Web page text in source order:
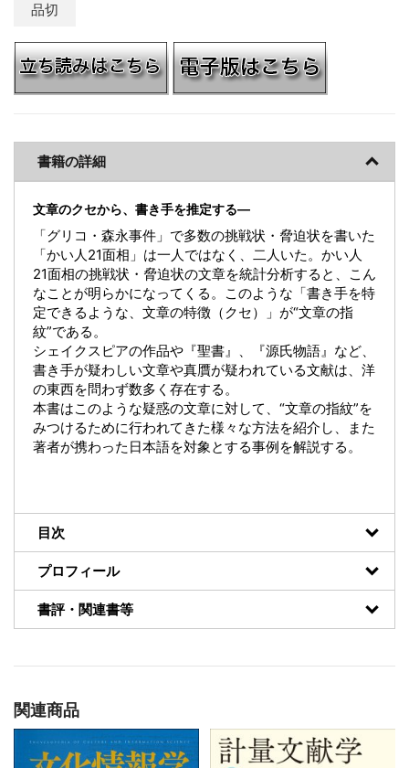
品切
書籍の詳細
文章のクセから、書き手を推定する―
「グリコ・森永事件」で多数の挑戦状・脅迫状を書いた
「かい人21面相」は一人ではなく、二人いた。かい人
21面相の挑戦状・脅迫状の文章を統計分析すると、こん
なことが明らかになってくる。このような「書き手を特
定できるような、文章の特徴（クセ）」が“文章の指
紋”である。
シェイクスピアの作品や『聖書』、『源氏物語』など、
書き手が疑わしい文章や真贋が疑われている文献は、洋
の東西を問わず数多く存在する。
本書はこのような疑惑の文章に対して、“文章の指紋”を
みつけるために行われてきた様々な方法を紹介し、また
著者が携わった日本語を対象とする事例を解説する。
目次
プロフィール
書評・関連書等
関連商品